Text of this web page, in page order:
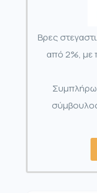
Βρες
από 2%, με